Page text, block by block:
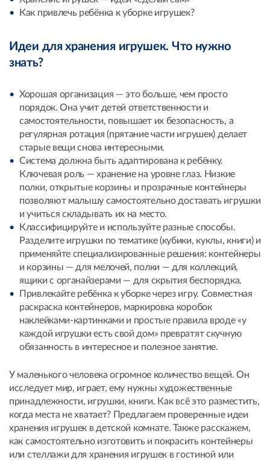
Как привлечь ребёнка к уборке игрушек?
Идеи для хранения игрушек. Что нужно
знать?
Хорошая организация — это больше, чем просто
порядок. Она учит детей ответственности и
самостоятельности, повышает их безопасность, а
регулярная ротация (прятание части игрушек) делает
старые вещи снова интересными.
Система должна быть адаптирована к ребёнку.
Ключевая роль — хранение на уровне глаз. Низкие
полки, открытые корзины и прозрачные контейнеры
позволяют малышу самостоятельно доставать игрушки
и учиться складывать их на место.
Классифицируйте и используйте разные способы.
Разделите игрушки по тематике (кубики, куклы, книги) и
применяйте специализированные решения: контейнеры
и корзины — для мелочей, полки — для коллекций,
ящики с органайзерами — для скрытия беспорядка.
Привлекайте ребёнка к уборке через игру. Совместная
раскраска контейнеров, маркировка коробок
наклейками-картинками и простые правила вроде «у
каждой игрушки есть свой дом» превратят скучную
обязанность в интересное и полезное занятие.
У маленького человека огромное количество вещей. Он
исследует мир, играет, ему нужны художественные
принадлежности, игрушки, книги. Как всё это разместить,
когда места не хватает? Предлагаем проверенные идеи
хранения игрушек в детской комнате. Также расскажем,
как самостоятельно изготовить и покрасить контейнеры
или стеллажи для хранения игрушек в гостиной или